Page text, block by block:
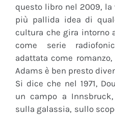
questo libro nel 2009, la
più pallida idea di
cultura che gira intorno
come serie
adattata come
Adams è ben presto
Si dice che nel 1971,
un campo a
sulla galassia, sullo